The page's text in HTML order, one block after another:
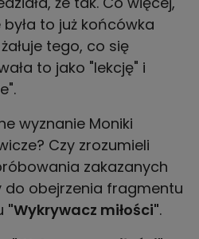
była to już końcówka
tego, co się
to jako "lekcję" i
wyznanie Moniki
Czy zrozumieli
zakazanych
do obejrzenia fragmentu
"Wykrywacz miłości".